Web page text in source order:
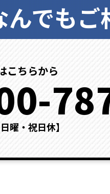
でもご
こちらから
曜・祝日休】